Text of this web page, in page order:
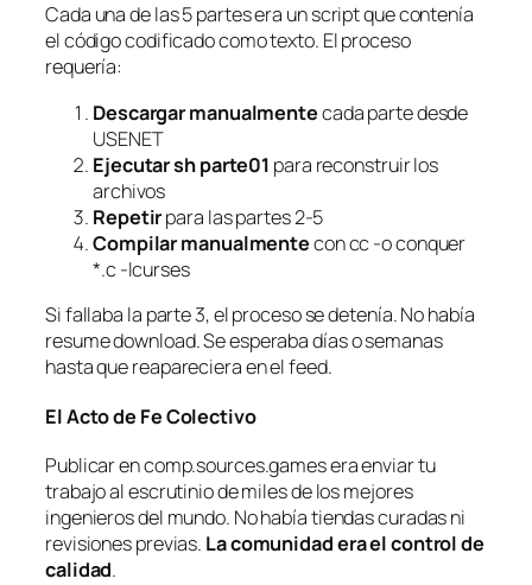
Cada una de las 5 partes era un script que contenía
el código codificado como texto. El proceso
requería:
Descargar manualmentecada parte desde
USENET
Ejecutarsh parte01 para reconstruir los
archivos
Repetirpara las partes 2-5
Compilar manualmentecon cc -o conquer
*.c -lcurses
Si fallaba la parte 3, el proceso se detenía. No había
resume download. Se esperaba días o semanas
hasta que reapareciera en el feed.
El Acto de Fe Colectivo
Publicar en comp.sources.games era enviar tu
trabajo al escrutinio de miles de los mejores
ingenieros del mundo. No había tiendas curadas ni
revisiones previas. La comunidad era el control de
calidad.